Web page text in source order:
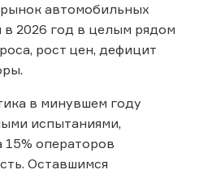
автомобильных
в 2026 год в целым рядом
рост цен, дефицит
в минувшем году
испытаниями,
операторов
Оставшимся